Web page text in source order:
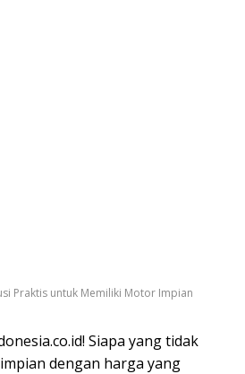
Praktis untuk Memiliki Motor Impian
Siapa yang tidak
dengan harga yang